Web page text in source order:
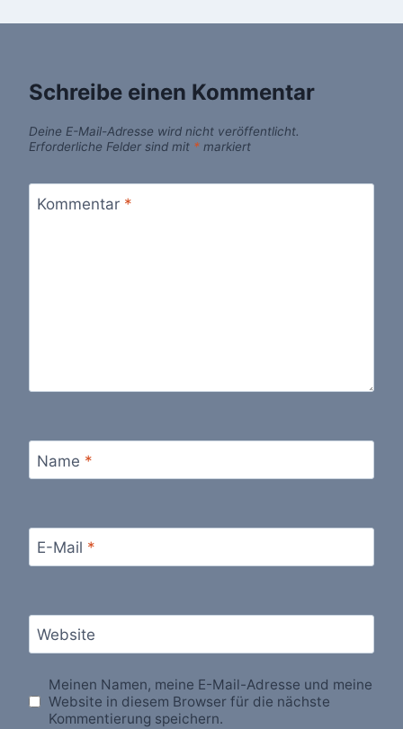
Schreibe einen Kommentar
Deine E-Mail-Adresse wird nicht veröffentlicht.
Erforderliche Felder sind mit * markiert
Kommentar *
Name *
E-Mail *
Website
Meinen Namen, meine E-Mail-Adresse und meine
Website in diesem Browser für die nächste
Kommentierung speichern.